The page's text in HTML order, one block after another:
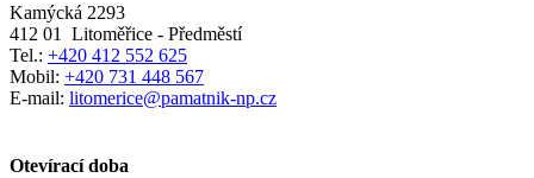
Kamýcká 2293
412 01
Litoměřice - Předměstí
Tel.: +420 412 552 625
Mobil: +420 731 448 567
E-mail: litomerice@pamatnik-np.cz
Otevírací doba